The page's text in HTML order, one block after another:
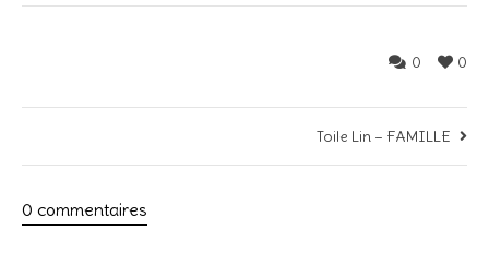
0
0
Toile Lin – FAMILLE
0 commentaires